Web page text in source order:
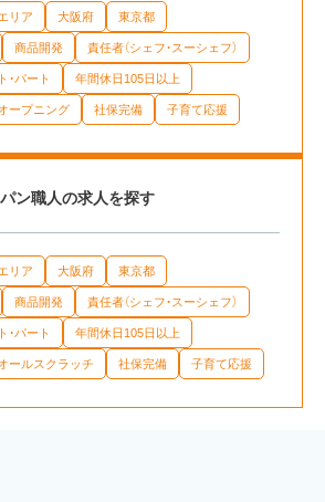
リア 大阪府 東京都
商品開発 責任者（シェフ・スーシェフ）
・パート 年間休日105日以上
ープニング 社保完備 子育て応援
パン職人の求人を探す
リア 大阪府 東京都
商品開発 責任者（シェフ・スーシェフ）
・パート 年間休日105日以上
ールスクラッチ 社保完備 子育て応援